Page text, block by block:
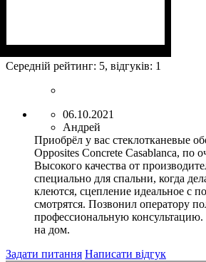
Склошпалери, флізелін,
паперовій основі, для
важких шпалер.
Середній рейтинг: 5, відгуків: 1
06.10.2021
Андрей
Приобрёл у вас стеклотканевые
Opposites Concrete Casablanca, по
Высокого качества от
специально для спальни, когда
клеются, сцепление идеальное с
смотрятся. Позвонил оператору
профессиональную консультацию.
на дом.
Задати питання Написати відгук